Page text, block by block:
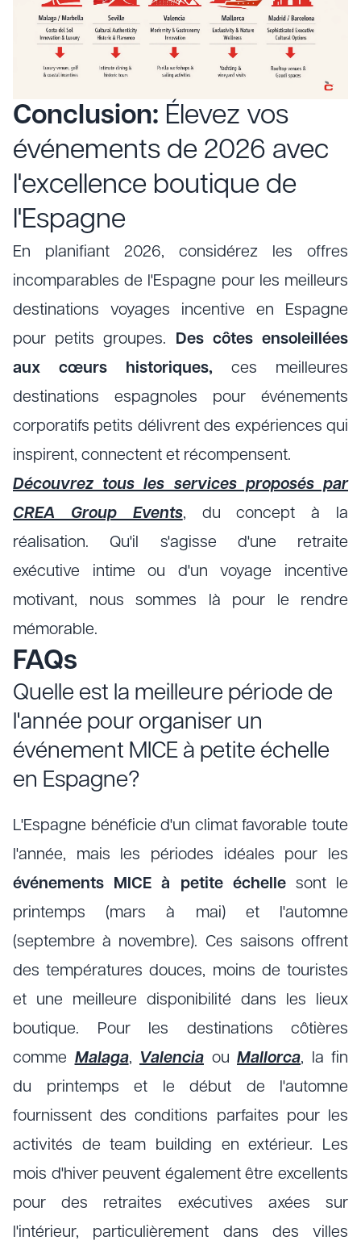
Conclusion: Élevez vos
événements de 2026 avec
l'excellence boutique de
l'Espagne
En planifiant 2026, considérez les offres
incomparables de l'Espagne pour les meilleurs
destinations voyages incentive en Espagne
pour petits groupes. Des côtes ensoleillées
aux cœurs historiques, ces meilleures
destinations espagnoles pour événements
corporatifs petits délivrent des expériences qui
inspirent, connectent et récompensent.
Découvrez tous les services proposés par
CREA Group Events, du concept à la
réalisation. Qu'il s'agisse d'une retraite
exécutive intime ou d'un voyage incentive
motivant, nous sommes là pour le rendre
mémorable.
FAQs
Quelle est la meilleure période de
l'année pour organiser un
événement MICE à petite échelle
en Espagne?
L'Espagne bénéficie d'un climat favorable toute
l'année, mais les périodes idéales pour les
événements MICE à petite échellesont le
printemps (mars à mai) et l'automne
(septembre à novembre). Ces saisons offrent
des températures douces, moins de touristes
et une meilleure disponibilité dans les lieux
boutique. Pour les destinations côtières
comme Malaga, Valencia ou Mallorca, la fin
du printemps et le début de l'automne
fournissent des conditions parfaites pour les
activités de team building en extérieur. Les
mois d'hiver peuvent également être excellents
pour des retraites exécutives axées sur
l'intérieur, particulièrement dans des villes